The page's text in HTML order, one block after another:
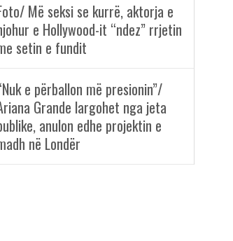
Më seksi se kurrë, aktorja e
e Hollywood-it “ndez” rrjetin
setin e fundit
e përballon më presionin”/
Grande largohet nga jeta
anulon edhe projektin e
në Londër